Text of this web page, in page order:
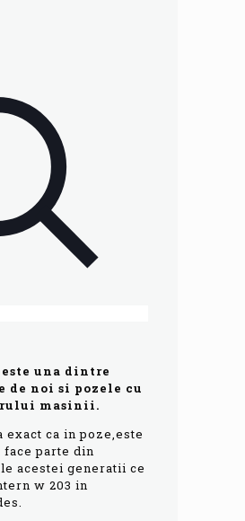
una dintre
noi si pozele cu
masinii.
exact ca in poze,este
parte din
acestei generatii ce
w 203 in